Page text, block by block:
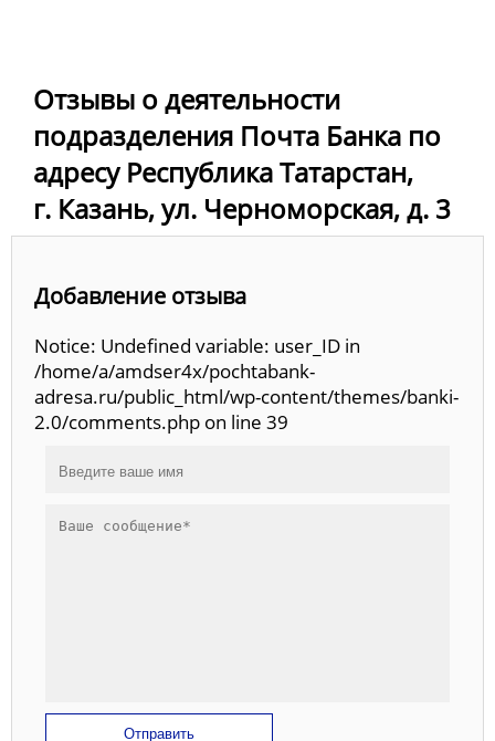
Отзывы о деятельности
подразделения Почта Банка по
адресу Республика Татарстан,
г. Казань, ул. Черноморская, д. 3
Добавление отзыва
Notice: Undefined variable: user_ID in
/home/a/amdser4x/pochtabank-
adresa.ru/public_html/wp-content/themes/banki-
2.0/comments.php on line 39
Отправить